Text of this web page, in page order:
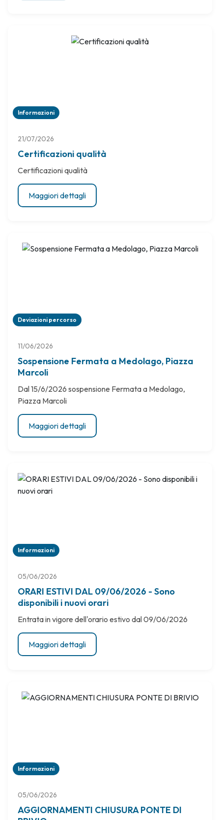
Informazioni
21/07/2026
Certificazioni qualità
Certificazioni qualità
Maggiori dettagli
Deviazioni percorso
11/06/2026
Sospensione Fermata a Medolago, Piazza
Marcoli
Dal 15/6/2026 sospensione Fermata a Medolago,
Piazza Marcoli
Maggiori dettagli
Informazioni
05/06/2026
ORARI ESTIVI DAL 09/06/2026 - Sono
disponibili i nuovi orari
Entrata in vigore dell'orario estivo dal 09/06/2026
Maggiori dettagli
Informazioni
05/06/2026
AGGIORNAMENTI CHIUSURA PONTE DI